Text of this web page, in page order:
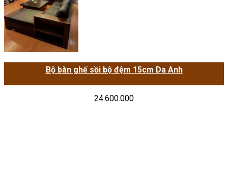
Bộ bàn ghế sồi bộ đệm 15cm Da Anh
24.600.000